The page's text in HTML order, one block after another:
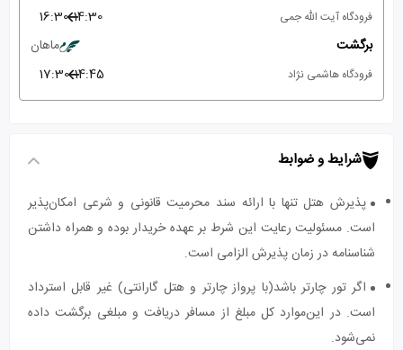
فرودگاه آیت الله جمی 14:30
16:30
برگشت
ماهان
فرودگاه هاشمی نژاد 14:45
17:30
شرایط و ضوابط
پذیرش هتل تنها با ارائه سند محرمیت قانونی و شرعی امکان‌پذیر
است. مسئولیت رعایت این شرط بر عهده خریدار بوده و همراه داشتن
شناسنامه در زمان پذیرش الزامی است.
اگر تور چارتر باشد(با پرواز چارتر و هتل گارانتی) غیر قابل استرداد
است. در این‌موارد کل مبلغ از مسافر دریافت و مبلغی برگشت داده
نمی‌شود.